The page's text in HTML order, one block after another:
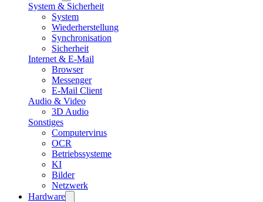
System & Sicherheit
System
Wiederherstellung
Synchronisation
Sicherheit
Internet & E-Mail
Browser
Messenger
E-Mail Client
Audio & Video
3D Audio
Sonstiges
Computervirus
OCR
Betriebssysteme
KI
Bilder
Netzwerk
Hardware